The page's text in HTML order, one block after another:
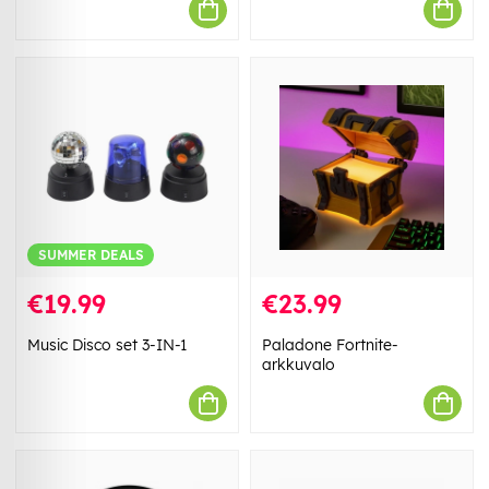
SUMMER DEALS
€19.99
Music Disco set 3-IN-1
€23.99
Paladone Fortnite-
arkkuvalo